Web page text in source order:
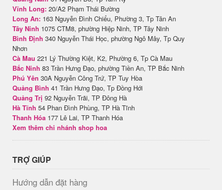
Vĩnh Long: 20/A2 Phạm Thái Bường
Long An: 163 Nguyễn Đình Chiểu, Phường 3, Tp Tân An
Tây Ninh 1075 CTM8, phường Hiệp Ninh, TP Tây Ninh
Bình Định 340 Nguyễn Thái Học, phường Ngô Mây, Tp Quy
Nhơn
Cà Mau 221 Lý Thường Kiệt, K2, Phường 6, Tp Cà Mau
Bắc Ninh 83 Trần Hưng Đạo, phường Tiền An, TP Bắc Ninh
Phú Yên 30A Nguyễn Công Trứ, TP Tuy Hòa
Quảng Bình 41 Trần Hưng Đạo, Tp Đồng Hới
Quảng Trị 92 Nguyễn Trãi, TP Đông Hà
Hà Tĩnh 54 Phan Đình Phùng, TP Hà Tĩnh
Thanh Hóa 177 Lê Lai, TP Thanh Hóa
Xem thêm chi nhánh shop hoa
TRỢ GIÚP
Hướng dẫn đặt hàng